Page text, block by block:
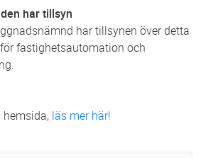
har tillsyn
har tillsynen över detta
fastighetsautomation och
hemsida, läs mer här!